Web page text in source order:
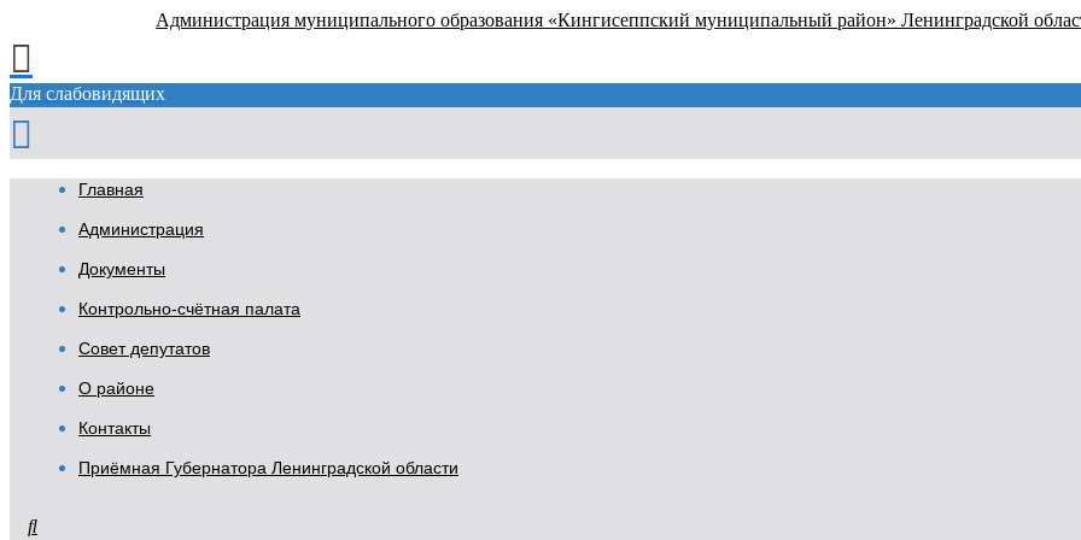
Администрация муниципального образования «Кингисеппский муниципальный район» Ленинградской
Для слабовидящих
Главная
Администрация
Документы
Контрольно-счётная палата
Совет депутатов
О районе
Контакты
Приёмная Губернатора Ленинградской области